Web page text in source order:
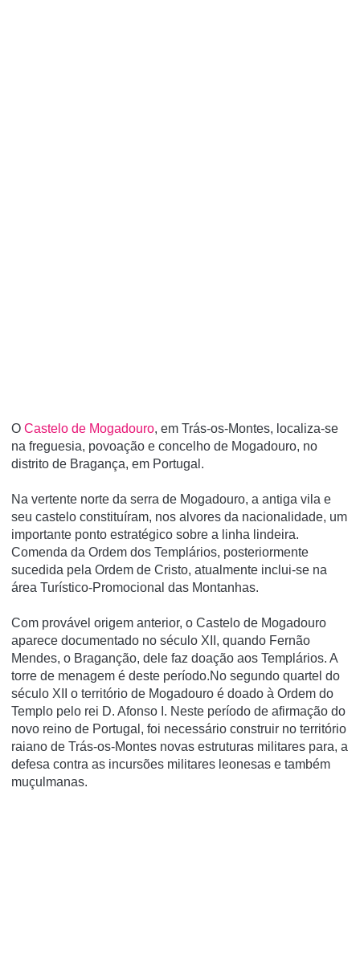
O Castelo de Mogadouro, em Trás-os-Montes, localiza-se
na freguesia, povoação e concelho de Mogadouro, no
distrito de Bragança, em Portugal.
Na vertente norte da serra de Mogadouro, a antiga vila e
seu castelo constituí­ram, nos alvores da nacionalidade, um
importante ponto estratégico sobre a linha lindeira.
Comenda da Ordem dos Templários, posteriormente
sucedida pela Ordem de Cristo, atualmente inclui-se na
área Turí­stico-Promocional das Montanhas.
Com provável origem anterior, o Castelo de Mogadouro
aparece documentado no século XII, quando Fernão
Mendes, o Braganção, dele faz doação aos Templários. A
torre de menagem é deste período.No segundo quartel do
século XII o território de Mogadouro é doado à Ordem do
Templo pelo rei D. Afonso I. Neste período de afirmação do
novo reino de Portugal, foi necessário construir no território
raiano de Trás-os-Montes novas estruturas militares para, a
defesa contra as incursões militares leonesas e também
muçulmanas.